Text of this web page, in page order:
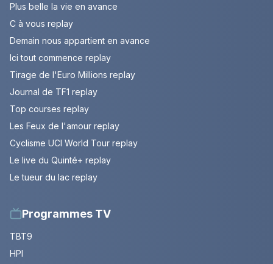
Plus belle la vie en avance
C à vous replay
Demain nous appartient en avance
Ici tout commence replay
Tirage de l'Euro Millions replay
Journal de TF1 replay
Top courses replay
Les Feux de l'amour replay
Cyclisme UCI World Tour replay
Le live du Quinté+ replay
Le tueur du lac replay
Programmes TV
TBT9
HPI